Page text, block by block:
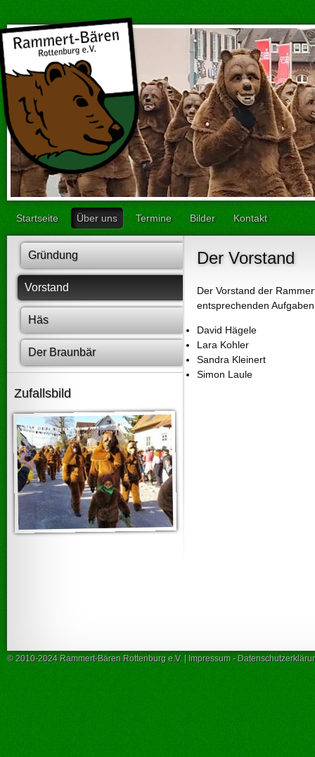
Startseite Über uns Termine Bilder Kontakt
Gründung
Vorstand
Häs
Der Braunbär
Zufallsbild
Der Vorstand
Der Vorstand der
entsprechenden
David Hägele
Lara Kohler
Sandra Kleinert
Simon Laule
© 2010-2024 Rammert-Bären Rottenburg e.V. | Impressum -